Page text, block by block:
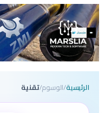
تخطى
إلى
المحتوى
الرئيسية/الوسوم/تقنية